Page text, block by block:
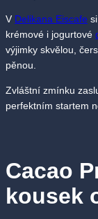
V Delikana Eiscafe
krémové i jogurtové
výjimky skvělou,
pěnou.
Zvláštní zmínku
perfektním startem
Cacao
kousek